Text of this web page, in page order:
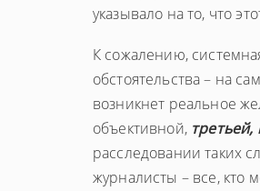
указывало на то, что
К сожалению,
обстоятельства – на
возникнет реальное
объективной,
расследовании таких
журналисты – все, кто